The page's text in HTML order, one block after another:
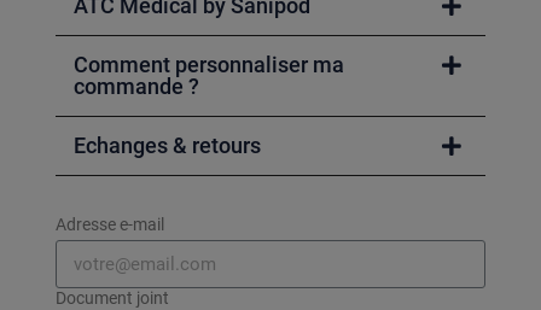
ATC Médical by Sanipod
Comment personnaliser ma
commande ?
Echanges & retours
Adresse e-mail
Document joint